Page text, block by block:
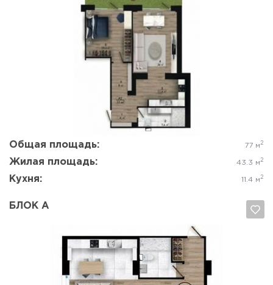
Общая площадь: 77 м 2
Жилая площадь: 43.3 м 2
Кухня: 11.4 м 2
БЛОК А